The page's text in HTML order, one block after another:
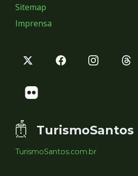
Sitemap
Imprensa
TurismoSantos
TurismoSantos.com.br